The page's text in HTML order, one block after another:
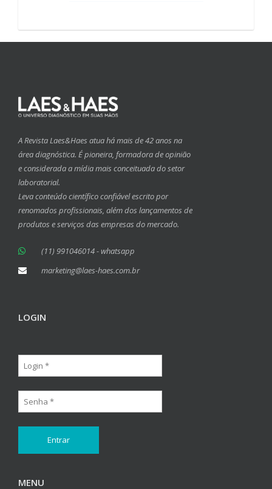
A Revista Laes&Haes atua há mais de 42 anos na
área diagnóstica. É pioneira, formadora de opinião
e considerada a mídia mais conceituada do setor
laboratorial.
Leva conteúdo científico confiável escrito por
renomados profissionais, além dos lançamentos de
produtos e serviços das empresas do mercado.
(11) 991046014 - whatsapp
marketing@laes-haes.com.br
LOGIN
MENU